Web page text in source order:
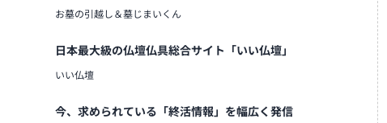
お墓の引越し＆墓じまいくん
日本最大級の仏壇仏具総合サイト「いい仏壇」
いい仏壇
今、求められている「終活情報」を幅広く発信